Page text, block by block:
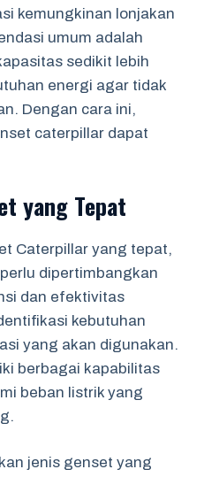
kemungkinan lonjakan
umum adalah
sedikit lebih
energi agar tidak
Dengan cara ini,
caterpillar dapat
yang Tepat
Caterpillar yang tepat,
dipertimbangkan
dan efektivitas
kebutuhan
yang akan digunakan.
berbagai kapabilitas
beban listrik yang
jenis genset yang